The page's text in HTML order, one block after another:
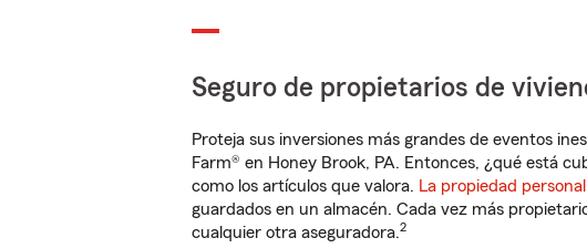
Seguro de propietarios de
Proteja sus inversiones más grandes de eventos
Farm® en Honey Brook, PA. Entonces, ¿qué está
como los artículos que valora. La propiedad personal
guardados en un almacén. Cada vez más
cualquier otra aseguradora.2